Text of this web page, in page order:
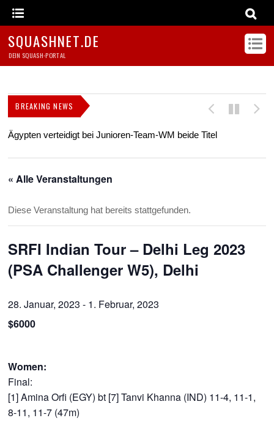
SQUASHNET.DE
DEIN SQUASH-PORTAL
BREAKING NEWS
Ägypten verteidigt bei Junioren-Team-WM beide Titel
« Alle Veranstaltungen
Diese Veranstaltung hat bereits stattgefunden.
SRFI Indian Tour – Delhi Leg 2023
(PSA Challenger W5), Delhi
28. Januar, 2023 - 1. Februar, 2023
$6000
Women:
Final:
[1] Amina Orfi (EGY) bt [7] Tanvi Khanna (IND) 11-4, 11-1,
8-11, 11-7 (47m)